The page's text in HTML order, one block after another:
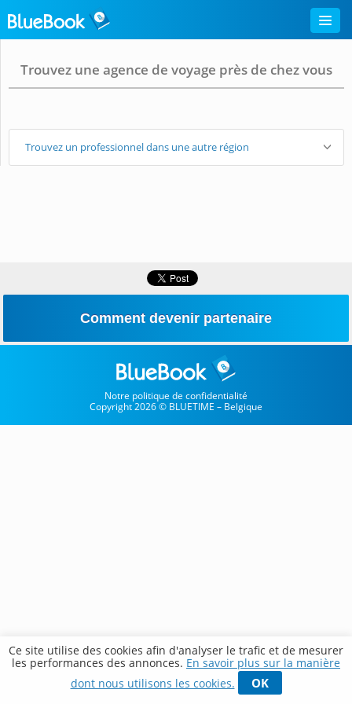
Trouvez une agence de voyage près de chez vous
Trouvez un professionnel dans une autre région
Comment devenir partenaire
Notre politique de confidentialité
Copyright 2026 © BLUETIME – Belgique
Ce site utilise des cookies afin d'analyser le trafic et de mesurer
les performances des annonces. En savoir plus sur la manière
dont nous utilisons les cookies.
OK